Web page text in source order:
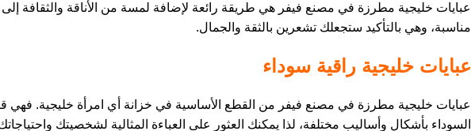
عبايات خليجية مطرزة في مصنع فيفر هي طريقة رائعة لإضافة لمسة من الأناقة والثقافة إلى
مناسبة، وهي بالتأكيد ستجعلك تشعرين بالثقة والجمال.
عبايات خليجية راقية سوداء
عبايات خليجية مطرزة في مصنع فيفر من القطع الأساسية في خزانة أي امرأة خليجية. فهي
السوداء بأشكال وأساليب مختلفة، لذا يمكنك العثور على العباءة المثالية لشخصيتك